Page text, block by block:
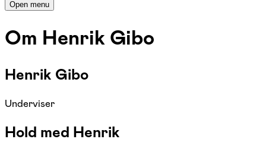
Open menu
Om Henrik Gibo
Henrik Gibo
Underviser
Hold med Henrik